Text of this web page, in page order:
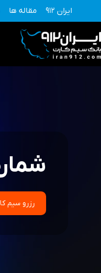
محتوا
ایران 912 مقاله ها
شماره:
رزرو سیم